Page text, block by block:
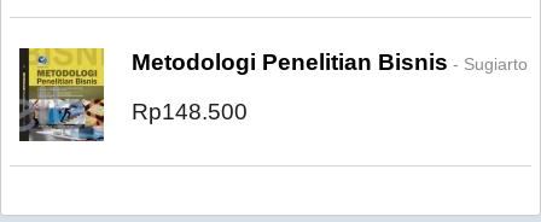
Metodologi Penelitian Bisnis - Sugiarto
Rp148.500